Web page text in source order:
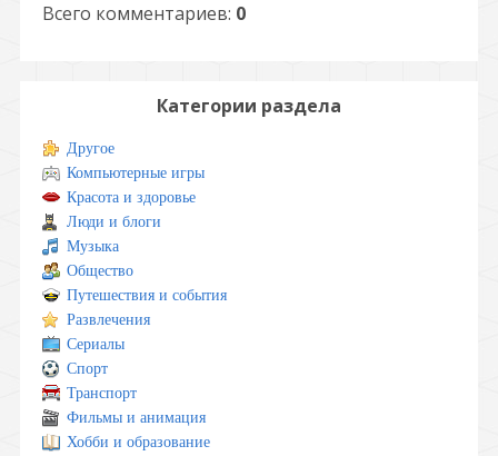
Всего комментариев: 0
Категории раздела
Другое
Компьютерные игры
Красота и здоровье
Люди и блоги
Музыка
Общество
Путешествия и события
Развлечения
Сериалы
Спорт
Транспорт
Фильмы и анимация
Хобби и образование